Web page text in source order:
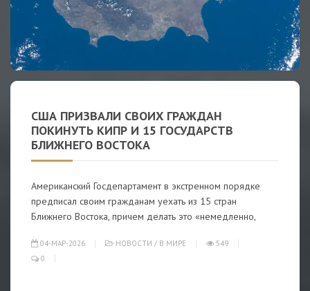
США ПРИЗВАЛИ СВОИХ ГРАЖДАН
ПОКИНУТЬ КИПР И 15 ГОСУДАРСТВ
БЛИЖНЕГО ВОСТОКА
Американский Госдепартамент в экстренном порядке
предписал своим гражданам уехать из 15 стран
Ближнего Востока, причем делать это «немедленно,
04-МАР-2026 НОВОСТИ / В МИРЕ
549
0